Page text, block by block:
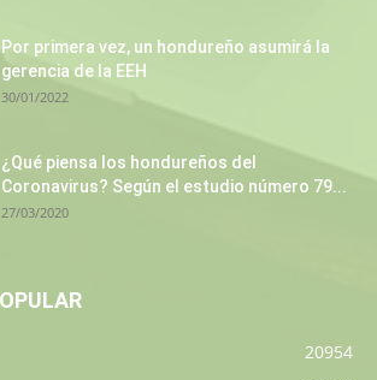
Por primera vez, un hondureño asumirá la
gerencia de la EEH
30/01/2022
¿Qué piensa los hondureños del
Coronavirus? Según el estudio número 79...
27/03/2020
20954